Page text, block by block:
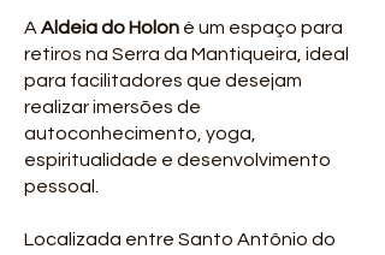
A Aldeia do Holon é um espaço para
retiros na Serra da Mantiqueira, ideal
para facilitadores que desejam
realizar imersões de
autoconhecimento, yoga,
espiritualidade e desenvolvimento
pessoal.
Localizada entre Santo Antônio do